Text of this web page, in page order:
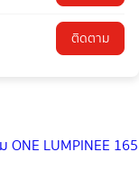
ติดตาม